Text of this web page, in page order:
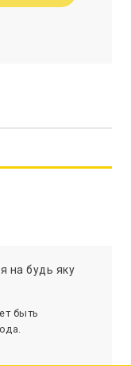
на будь яку
быть